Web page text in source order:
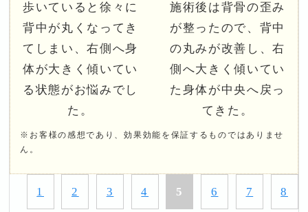
歩いていると徐々に
背中が丸くなってき
てしまい、右側へ身
体が大きく傾いてい
る状態がお悩みでし
た。
施術後は背骨の歪み
が整ったので、背中
の丸みが改善し、右
側へ大きく傾いてい
た身体が中央へ戻っ
てきた。
※お客様の感想であり、効果効能を保証するものではありませ
ん。
1 2 3 4 5 6 7 8